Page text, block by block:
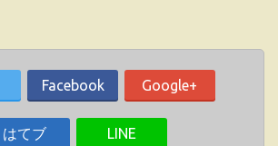
Facebook Google+
はてブ LINE